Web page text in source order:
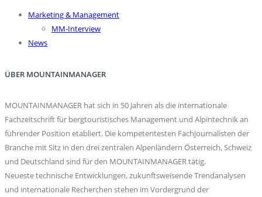
Marketing & Management
MM-Interview
News
ÜBER MOUNTAINMANAGER
MOUNTAINMANAGER hat sich in 50 Jahren als die internationale
Fachzeitschrift für bergtouristisches Management und Alpintechnik an
führender Position etabliert. Die kompetentesten Fachjournalisten der
Branche mit Sitz in den drei zentralen Alpenländern Österreich, Schweiz
und Deutschland sind für den MOUNTAINMANAGER tätig.
Neueste technische Entwicklungen, zukunftsweisende Trendanalysen
und internationale Recherchen stehen im Vordergrund der